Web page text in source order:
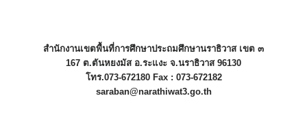
สำนักงานเขตพื้นที่การศึกษาประถมศึกษานราธิวาส เขต ๓
167 ต.ตันหยงมัส อ.ระแงะ จ.นราธิวาส 96130
โทร.073-672180 Fax : 073-672182
saraban@narathiwat3.go.th